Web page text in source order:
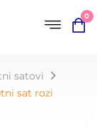
0
satovi
sat rozi